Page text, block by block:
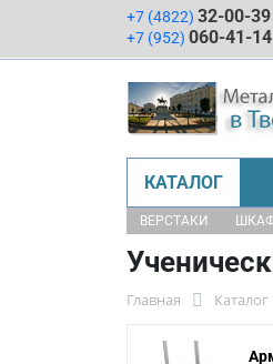
+7 (4822) 32-00-39
+7 (952) 060-41-14
КАТАЛОГ
ВЕРСТАКИ
Главная Каталог